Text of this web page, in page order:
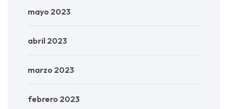
mayo 2023
abril 2023
marzo 2023
febrero 2023